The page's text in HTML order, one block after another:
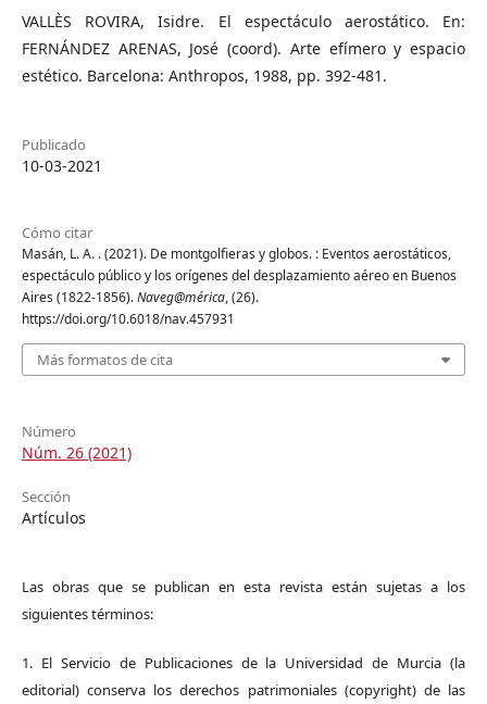
VALLÈS ROVIRA, Isidre. El espectáculo aerostático. En:
FERNÁNDEZ ARENAS, José (coord). Arte efímero y espacio
estético. Barcelona: Anthropos, 1988, pp. 392-481.
Publicado
10-03-2021
Cómo citar
Masán, L. A. . (2021). De montgolfieras y globos. : Eventos aerostáticos,
espectáculo público y los orígenes del desplazamiento aéreo en Buenos
Aires (1822-1856).Naveg@mérica, (26).
https://doi.org/10.6018/nav.457931
Más formatos de cita
Número
Núm. 26 (2021)
Sección
Artículos
Las obras que se publican en esta revista están sujetas a los
siguientes términos:
1. El Servicio de Publicaciones de la Universidad de Murcia (la
editorial) conserva los derechos patrimoniales (copyright) de las